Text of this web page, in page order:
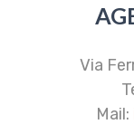
Via
Mail: